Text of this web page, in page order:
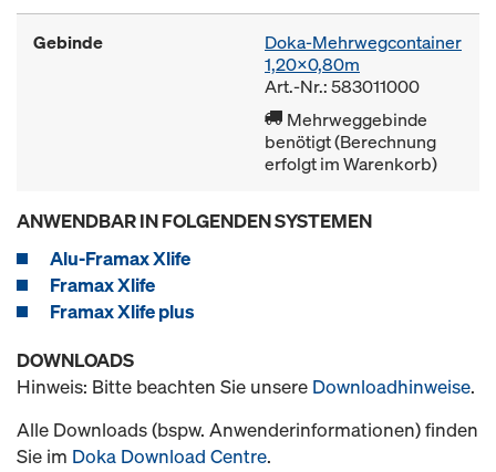
Gebinde
Doka-Mehrwegcontainer
1,20x0,80m
Art.-Nr.: 583011000
Mehrweggebinde
benötigt (Berechnung
erfolgt im Warenkorb)
ANWENDBAR IN FOLGENDEN SYSTEMEN
Alu-Framax Xlife
Framax Xlife
Framax Xlife plus
DOWNLOADS
Hinweis: Bitte beachten Sie unsere Downloadhinweise.
Alle Downloads (bspw. Anwenderinformationen) finden
Sie im Doka Download Centre.